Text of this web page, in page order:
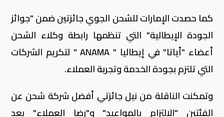
كما حصدت الإمارات للشحن الجوي جائزتين ضمن "جوائز
الجودة الإيطالية" التي تنظمها رابطة وكلاء الشحن
أعضاء "أياتا" في إيطاليا " ANAMA" لتكريم الشركات
التي تلتزم بجودة الخدمة وتجربة العملاء.
وتمكنت الناقلة من نيل جائزتي أفضل شركة شحن عن
الفئتين "الالتزام بالمواعيد" و"رضا العملاء" بعد